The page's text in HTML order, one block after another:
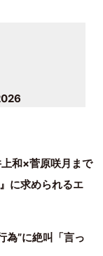
和×菅原咲月まで
に求められるエ
為”に絶叫「言っ